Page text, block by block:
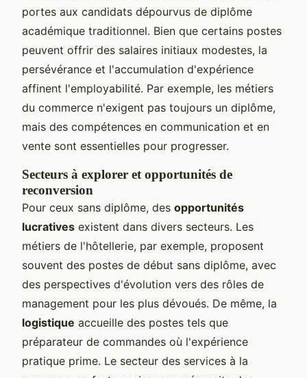
portes aux candidats dépourvus de diplôme
académique traditionnel. Bien que certains postes
peuvent offrir des salaires initiaux modestes, la
persévérance et l'accumulation d'expérience
affinent l'employabilité. Par exemple, les métiers
du commerce n'exigent pas toujours un diplôme,
mais des compétences en communication et en
vente sont essentielles pour progresser.
Secteurs à explorer et opportunités de
reconversion
Pour ceux sans diplôme, des opportunités
lucratives existent dans divers secteurs. Les
métiers de l'hôtellerie, par exemple, proposent
souvent des postes de début sans diplôme, avec
des perspectives d'évolution vers des rôles de
management pour les plus dévoués. De même, la
logistique accueille des postes tels que
préparateur de commandes où l'expérience
pratique prime. Le secteur des services à la